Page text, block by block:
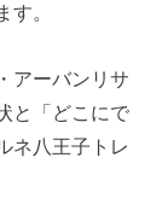
す。
アーバンリサ
と「どこにで
ネ八王子トレ